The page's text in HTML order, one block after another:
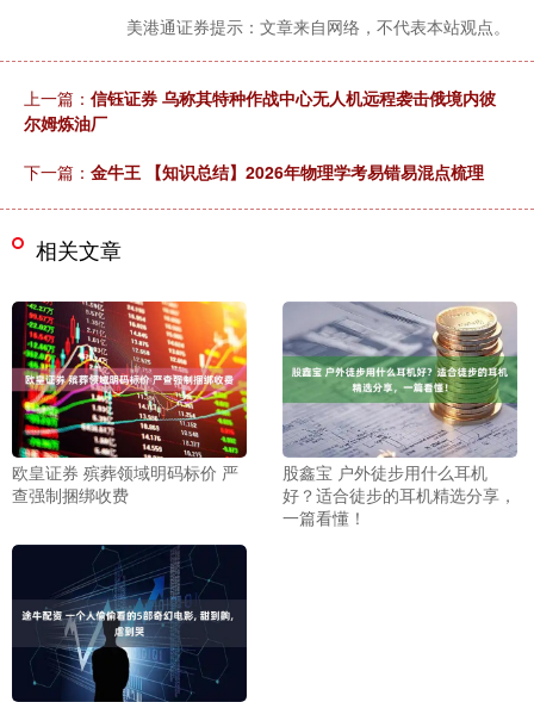
美港通证券提示：文章来自网络，不代表本站观点。
上一篇： 信钰证券 乌称其特种作战中心无人机远程袭击俄境内彼
尔姆炼油厂
下一篇： 金牛王 【知识总结】2026年物理学考易错易混点梳理
相关文章
欧皇证券 殡葬领域明码标价 严
查强制捆绑收费
股鑫宝 户外徒步用什么耳机
好？适合徒步的耳机精选分享，
一篇看懂！